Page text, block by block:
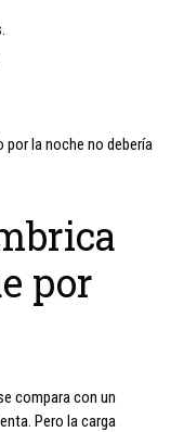
la noche no debería
por
compara con un
Pero la carga